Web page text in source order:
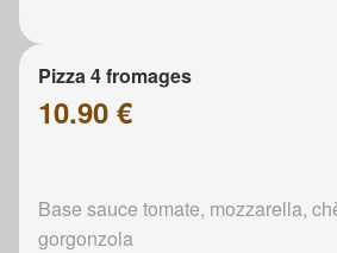
Pizza 4 fromages
10.90 €
Base sauce tomate, mozzarella,
gorgonzola